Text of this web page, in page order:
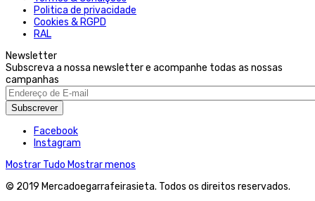
Politica de privacidade
Cookies & RGPD
RAL
Newsletter
Subscreva a nossa newsletter e acompanhe todas as nossas
campanhas
Subscrever
Facebook
Instagram
Mostrar Tudo Mostrar menos
© 2019 Mercadoegarrafeirasieta. Todos os direitos reservados.